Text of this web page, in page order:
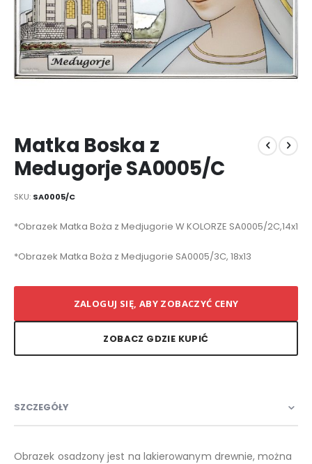
na
początek
galerii
Matka Boska z
Medugorje SA0005/C
SKU SA0005/C
Elementy
*Obrazek Matka Boża z Medjugorie W KOLORZE SA0005/2C,14x10
*Obrazek Matka Boża z Medjugorie SA0005/3C, 18x13
ZALOGUJ SIĘ, ABY ZOBACZYĆ CENY
ZOBACZ GDZIE KUPIĆ
SZCZEGÓŁY
Obrazek osadzony jest na lakierowanym drewnie, można